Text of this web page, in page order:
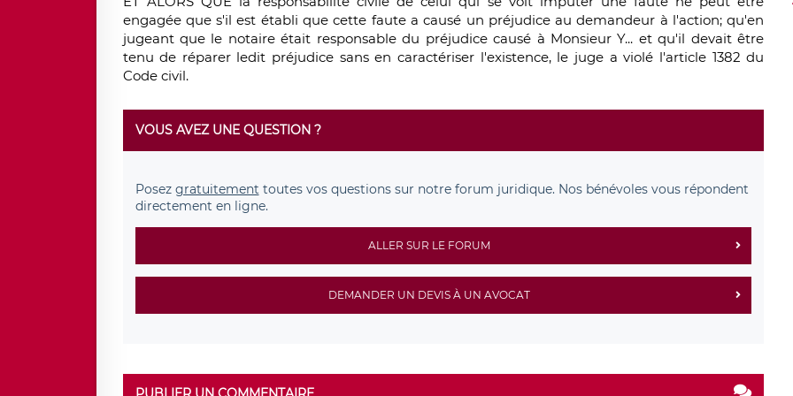
engagée que s'il est établi que cette faute a causé un préjudice au demandeur à l'action; qu'en
jugeant que le notaire était responsable du préjudice causé à Monsieur Y... et qu'il devait être
tenu de réparer ledit préjudice sans en caractériser l'existence, le juge a violé l'article 1382 du
Code civil.
VOUS AVEZ UNE QUESTION ?
Posez gratuitement toutes vos questions sur notre forum juridique. Nos bénévoles vous répondent
directement en ligne.
ALLER SUR LE FORUM
DEMANDER UN DEVIS À UN AVOCAT